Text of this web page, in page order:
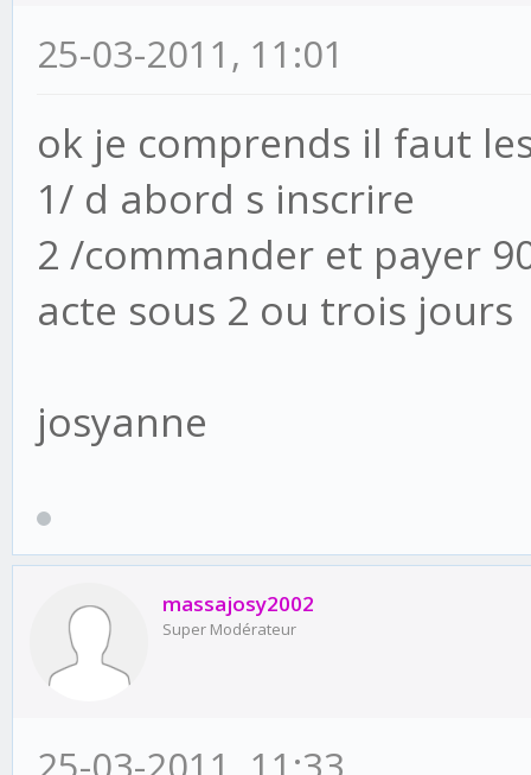
25-03-2011, 11:01
ok je comprends il faut
1/ d abord s inscrire
2 /commander et payer
acte sous 2 ou trois jours
josyanne
massajosy2002
Super Modérateur